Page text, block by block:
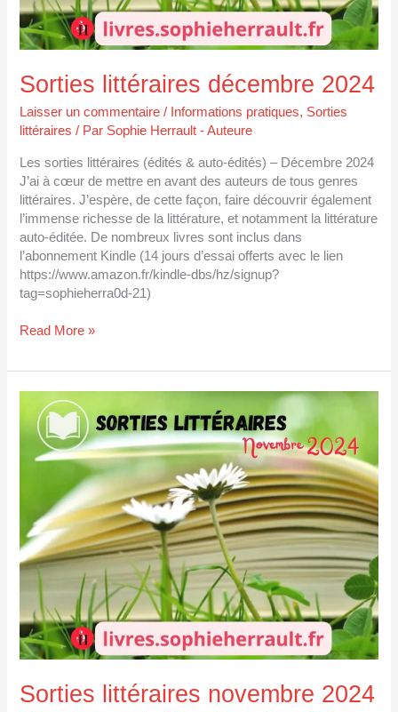
Sorties littéraires décembre 2024
Laisser un commentaire / Informations pratiques, Sorties
littéraires / Par Sophie Herrault - Auteure
Les sorties littéraires (édités & auto-édités) – Décembre 2024
J’ai à cœur de mettre en avant des auteurs de tous genres
littéraires. J’espère, de cette façon, faire découvrir également
l’immense richesse de la littérature, et notamment la littérature
auto-éditée. De nombreux livres sont inclus dans
l’abonnement Kindle (14 jours d’essai offerts avec le lien
https://www.amazon.fr/kindle-dbs/hz/signup?
tag=sophieherra0d-21)
Read More »
Sorties littéraires novembre 2024
Sorties
littéraires
novembre
2024